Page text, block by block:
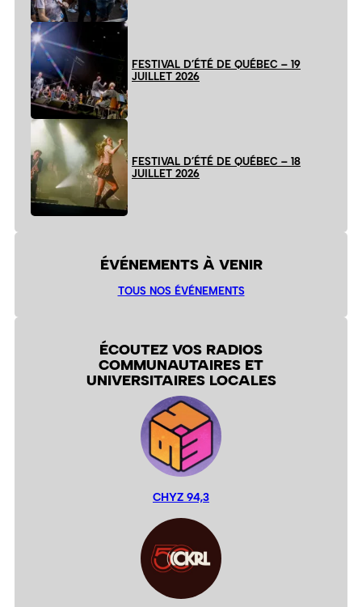
FESTIVAL D’ÉTÉ DE QUÉBEC – 19
JUILLET 2026
FESTIVAL D’ÉTÉ DE QUÉBEC – 18
JUILLET 2026
ÉVÉNEMENTS À VENIR
TOUS NOS ÉVÉNEMENTS
ÉCOUTEZ VOS RADIOS
COMMUNAUTAIRES ET
UNIVERSITAIRES LOCALES
CHYZ 94,3